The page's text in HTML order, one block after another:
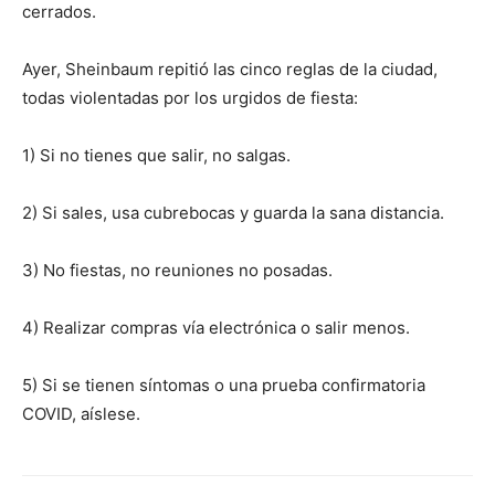
cerrados.
Ayer, Sheinbaum repitió las cinco reglas de la ciudad,
todas violentadas por los urgidos de fiesta:
1) Si no tienes que salir, no salgas.
2) Si sales, usa cubrebocas y guarda la sana distancia.
3) No fiestas, no reuniones no posadas.
4) Realizar compras vía electrónica o salir menos.
5) Si se tienen síntomas o una prueba confirmatoria
COVID, aíslese.